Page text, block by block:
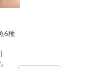
6種